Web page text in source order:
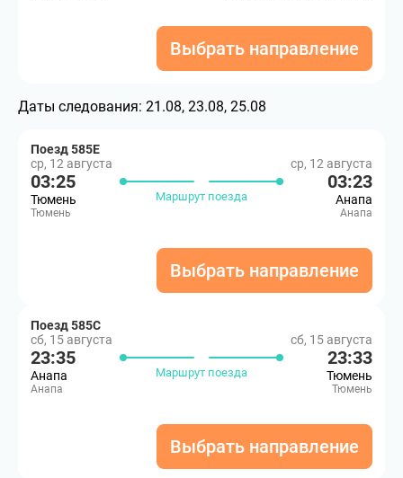
Выбрать направление
Даты следования: 21.08, 23.08, 25.08
Поезд 585Е
ср, 12 августа
03:25
Тюмень
Тюмень
Маршрут поезда
ср, 12 августа
03:23
Анапа
Анапа
Выбрать направление
Поезд 585С
сб, 15 августа
23:35
Анапа
Анапа
Маршрут поезда
сб, 15 августа
23:33
Тюмень
Тюмень
Выбрать направление